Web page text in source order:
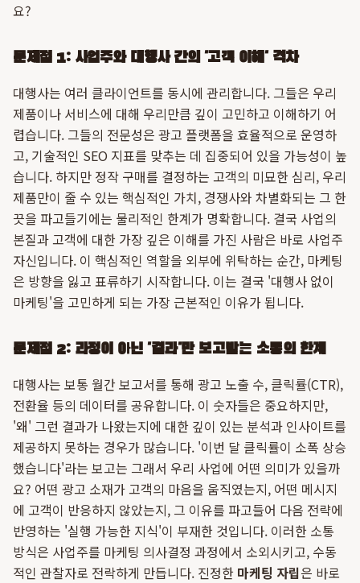
요?
문제점 1: 사업주와 대행사 간의 '고객 이해' 격차
대행사는 여러 클라이언트를 동시에 관리합니다. 그들은 우리
제품이나 서비스에 대해 우리만큼 깊이 고민하고 이해하기 어
렵습니다. 그들의 전문성은 광고 플랫폼을 효율적으로 운영하
고, 기술적인 SEO 지표를 맞추는 데 집중되어 있을 가능성이 높
습니다. 하지만 정작 구매를 결정하는 고객의 미묘한 심리, 우리
제품만이 줄 수 있는 핵심적인 가치, 경쟁사와 차별화되는 그 한
끗을 파고들기에는 물리적인 한계가 명확합니다. 결국 사업의
본질과 고객에 대한 가장 깊은 이해를 가진 사람은 바로 사업주
자신입니다. 이 핵심적인 역할을 외부에 위탁하는 순간, 마케팅
은 방향을 잃고 표류하기 시작합니다. 이는 결국 '대행사 없이
마케팅'을 고민하게 되는 가장 근본적인 이유가 됩니다.
문제점 2: 과정이 아닌 '결과'만 보고받는 소통의 한계
대행사는 보통 월간 보고서를 통해 광고 노출 수, 클릭률(CTR),
전환율 등의 데이터를 공유합니다. 이 숫자들은 중요하지만,
'왜' 그런 결과가 나왔는지에 대한 깊이 있는 분석과 인사이트를
제공하지 못하는 경우가 많습니다. '이번 달 클릭률이 소폭 상승
했습니다'라는 보고는 그래서 우리 사업에 어떤 의미가 있을까
요? 어떤 광고 소재가 고객의 마음을 움직였는지, 어떤 메시지
에 고객이 반응하지 않았는지, 그 이유를 파고들어 다음 전략에
반영하는 '실행 가능한 지식'이 부재한 것입니다. 이러한 소통
방식은 사업주를 마케팅 의사결정 과정에서 소외시키고, 수동
적인 관찰자로 전락하게 만듭니다. 진정한 마케팅 자립은 바로